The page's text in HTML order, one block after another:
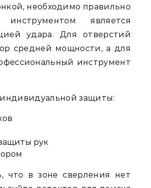
необходимо правильно
является
удара. Для отверстий
средней мощности, а для
инструмент
защиты:
рук
что в зоне сверления нет